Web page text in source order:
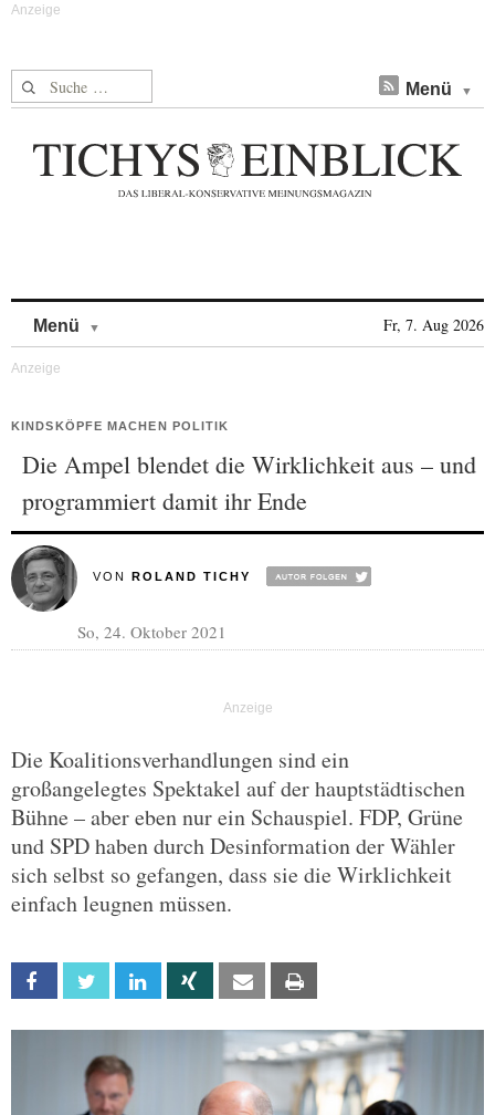
Suche nach: Menü
Menü Fr, 7. Aug 2026
KINDSKÖPFE MACHEN POLITIK
Die Ampel blendet die Wirklichkeit aus – und
programmiert damit ihr Ende
VON ROLAND TICHY
So, 24. Oktober 2021
Die Koalitionsverhandlungen sind ein
großangelegtes Spektakel auf der hauptstädtischen
Bühne – aber eben nur ein Schauspiel. FDP, Grüne
und SPD haben durch Desinformation der Wähler
sich selbst so gefangen, dass sie die Wirklichkeit
einfach leugnen müssen.
Facebook Twitter Linkedin Xing Email